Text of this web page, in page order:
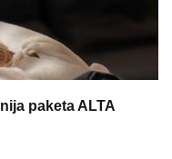
paketa ALTA